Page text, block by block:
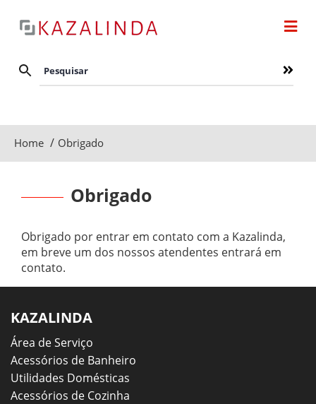
Home / Obrigado
Obrigado
Obrigado por entrar em contato com a Kazalinda,
em breve um dos nossos atendentes entrará em
contato.
KAZALINDA
Área de Serviço
Acessórios de Banheiro
Utilidades Domésticas
Acessórios de Cozinha